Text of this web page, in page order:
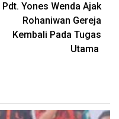
Pdt. Yones Wenda Ajak
Rohaniwan Gereja
Kembali Pada Tugas
Utama